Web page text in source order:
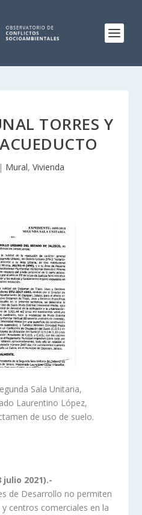
TORRES Y
| Mural, Vivienda
Sala Unitaria,
Laurentino López,
de uso de suelo.
2021).-
de Desarrollo no permiten
centros comerciales en la